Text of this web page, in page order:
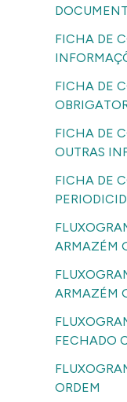
FICHA DE
FICHA DE
FICHA DE
OUTRAS
FICHA DE
ARMAZÉM
ARMAZÉM
FECHADO
ORDEM